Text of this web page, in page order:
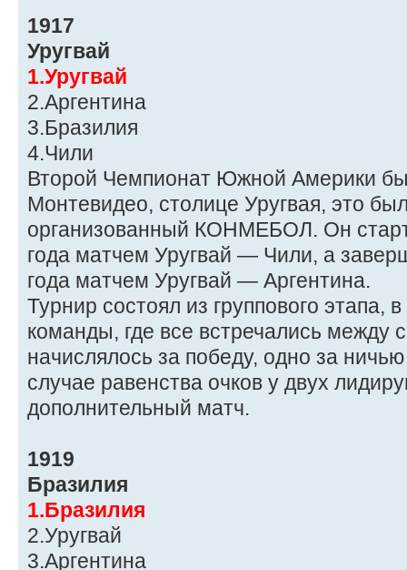
1917
Уругвай
1.Уругвай
2.Аргентина
3.Бразилия
4.Чили
Второй Чемпионат Южной Америки
Монтевидео, столице Уругвая, это
организованный КОНМЕБОЛ. Он
года матчем Уругвай — Чили, а
года матчем Уругвай — Аргентина.
Турнир состоял из группового этапа,
команды, где все встречались между
начислялось за победу, одно за
случае равенства очков у двух
дополнительный матч.
1919
Бразилия
1.Бразилия
2.Уругвай
3.Аргентина